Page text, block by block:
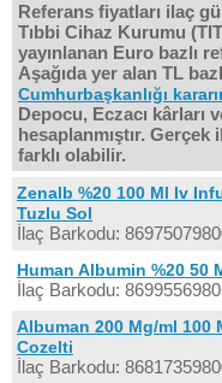
Referans fiyatları ilaç
Tıbbi Cihaz Kurumu
yayınlanan Euro bazlı
Aşağıda yer alan TL
Cumhurbaşkanlığı
Depocu, Eczacı kârları
hesaplanmıştır.
farklı olabilir.
Zenalb %20 100 Ml Iv
Tuzlu Sol
İlaç Barkodu:
Human Albumin %20 50
İlaç Barkodu:
Albuman 200 Mg/ml 100
Cozelti
İlaç Barkodu: